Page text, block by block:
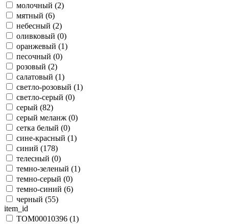
молочный (2)
мятный (6)
небесный (2)
оливковый (0)
оранжевый (1)
песочный (0)
розовый (2)
салатовый (1)
светло-розовый (1)
светло-серый (0)
серый (82)
серый меланж (0)
сетка белый (0)
сине-красный (1)
синий (178)
телесный (0)
темно-зеленый (1)
темно-серый (0)
темно-синий (6)
черный (55)
item_id
TOM00010396 (1)